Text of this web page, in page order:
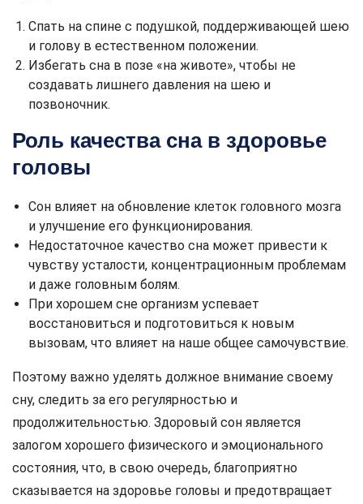
Спать на спине с подушкой, поддерживающей шею
и голову в естественном положении.
Избегать сна в позе «на животе», чтобы не
создавать лишнего давления на шею и
позвоночник.
Роль качества сна в здоровье
головы
Сон влияет на обновление клеток головного мозга
и улучшение его функционирования.
Недостаточное качество сна может привести к
чувству усталости, концентрационным проблемам
и даже головным болям.
При хорошем сне организм успевает
восстановиться и подготовиться к новым
вызовам, что влияет на наше общее самочувствие.
Поэтому важно уделять должное внимание своему
сну, следить за его регулярностью и
продолжительностью. Здоровый сон является
залогом хорошего физического и эмоционального
состояния, что, в свою очередь, благоприятно
сказывается на здоровье головы и предотвращает